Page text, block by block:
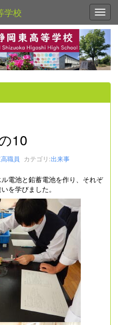
学校
10
職員 カテゴリ:出来事
電池と鉛蓄電池を作り、それぞ
を学びました。